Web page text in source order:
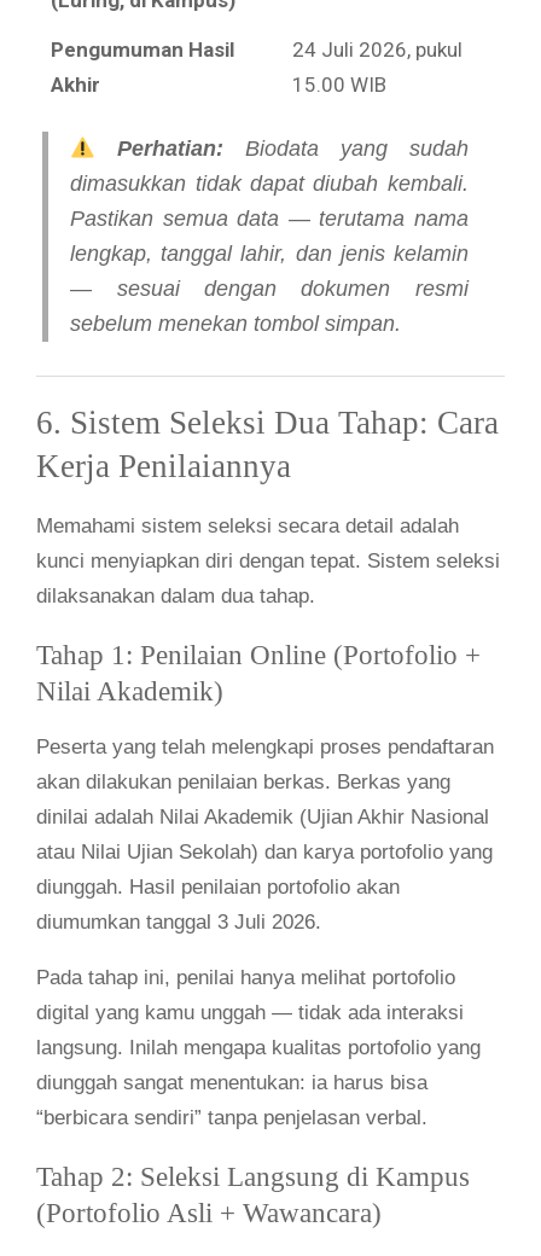
Pengumuman Hasil
Akhir
24 Juli 2026, pukul
15.00 WIB
Perhatian: Biodata yang sudah
dimasukkan tidak dapat diubah kembali.
Pastikan semua data — terutama nama
lengkap, tanggal lahir, dan jenis kelamin
— sesuai dengan dokumen resmi
sebelum menekan tombol simpan.
6. Sistem Seleksi Dua Tahap: Cara
Kerja Penilaiannya
Memahami sistem seleksi secara detail adalah
kunci menyiapkan diri dengan tepat. Sistem seleksi
dilaksanakan dalam dua tahap.
Tahap 1: Penilaian Online (Portofolio +
Nilai Akademik)
Peserta yang telah melengkapi proses pendaftaran
akan dilakukan penilaian berkas. Berkas yang
dinilai adalah Nilai Akademik (Ujian Akhir Nasional
atau Nilai Ujian Sekolah) dan karya portofolio yang
diunggah. Hasil penilaian portofolio akan
diumumkan tanggal 3 Juli 2026.
Pada tahap ini, penilai hanya melihat portofolio
digital yang kamu unggah — tidak ada interaksi
langsung. Inilah mengapa kualitas portofolio yang
diunggah sangat menentukan: ia harus bisa
“berbicara sendiri” tanpa penjelasan verbal.
Tahap 2: Seleksi Langsung di Kampus
(Portofolio Asli + Wawancara)